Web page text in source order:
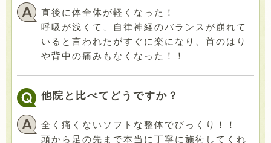
直後に体全体が軽くなった！
呼吸が浅くて、自律神経のバランスが崩れて
いると言われたがすぐに楽になり、首のはり
や背中の痛みもなくなった！！
他院と比べてどうですか？
全く痛くないソフトな整体でびっくり！！
頭から足の先まで本当に丁寧に施術してくれ